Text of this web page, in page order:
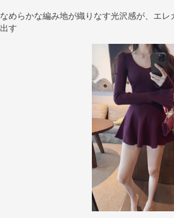
なめらかな編み地が織りなす光沢感が、エ
出す